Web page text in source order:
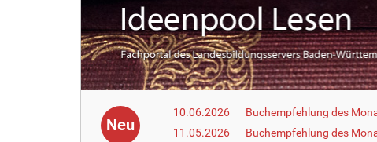
:
Neu
10.06.2026
Buchempfehlung des
11.05.2026
Buchempfehlung des